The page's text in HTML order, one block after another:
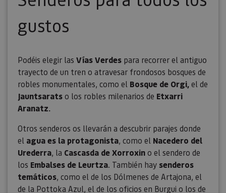
gustos
Podéis elegir las Vías Verdes para recorrer el antiguo
trayecto de un tren o atravesar frondosos bosques de
robles monumentales, como el Bosque de Orgi,el de
Jauntsaratso los robles milenarios de Etxarri
Aranatz.
Otros senderos os llevarán a descubrir parajes donde
el agua es la protagonista, como el Nacedero del
Urederra, la Cascasda de Xorroxino el sendero de
los Embalses de Leurtza. También hay senderos
temáticos, como el de los Dólmenes de Artajona, el
de la Pottoka Azul, el de los oficios en Burgui o los de